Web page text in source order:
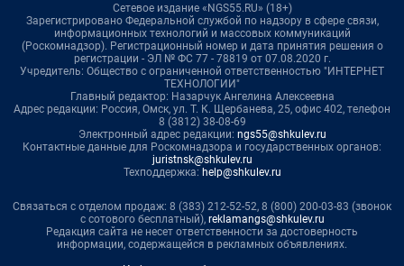
Сетевое издание «NGS55.RU» (18+)
Зарегистрировано Федеральной службой по надзору в сфере связи,
информационных технологий и массовых коммуникаций
(Роскомнадзор). Регистрационный номер и дата принятия решения о
регистрации - ЭЛ № ФС 77 - 78819 от 07.08.2020 г.
Учредитель: Общество с ограниченной ответственностью "ИНТЕРНЕТ
ТЕХНОЛОГИИ"
Главный редактор: Назарчук Ангелина Алексеевна
Адрес редакции: Россия, Омск, ул. Т. К. Щербанева, 25, офис 402, телефон
8 (3812) 38-08-69
Электронный адрес редакции: ngs55@shkulev.ru
Контактные данные для Роскомнадзора и государственных органов:
juristnsk@shkulev.ru
Техподдержка: help@shkulev.ru
Связаться с отделом продаж: 8 (383) 212-52-52, 8 (800) 200-03-83 (звонок
с сотового бесплатный), reklamangs@shkulev.ru
Редакция сайта не несет ответственности за достоверность
информации, содержащейся в рекламных объявлениях.